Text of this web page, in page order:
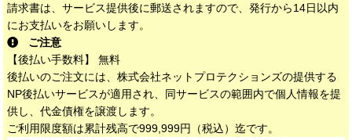
請求書は、サービス提供後に郵送されますので、発行から14日以内
にお支払いをお願いします。
ご注意
【後払い手数料】 無料
後払いのご注文には、株式会社ネットプロテクションズの提供する
NP後払いサービスが適用され、同サービスの範囲内で個人情報を提
供し、代金債権を譲渡します。
ご利用限度額は累計残高で999,999円（税込）迄です。